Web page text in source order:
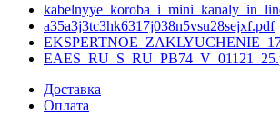
a35a3j3tc3hk6317j038n5vsu28sejxf.pdf
Доставка
Оплата